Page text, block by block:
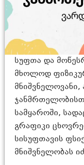
სუფთა და
მხოლოდ
სამყაროში,
გრაფიკი
სისუფთავის
მნიშვნელობას